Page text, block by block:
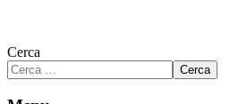
Cerca
Cerca